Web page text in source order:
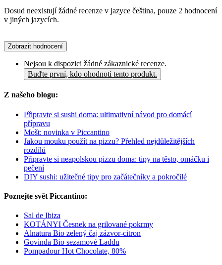
Dosud neexistují žádné recenze v jazyce čeština, pouze 2 hodnocení
v jiných jazycích.
Zobrazit hodnocení
Nejsou k dispozici žádné zákaznické recenze.
Buďte první, kdo ohodnotí tento produkt.
Z našeho blogu:
Připravte si sushi doma: ultimativní návod pro domácí
přípravu
Mošt: novinka v Piccantino
Jakou mouku použít na pizzu? Přehled nejdůležitějších
rozdílů
Připravte si neapolskou pizzu doma: tipy na těsto, omáčku i
pečení
DIY sushi: užitečné tipy pro začátečníky a pokročilé
Poznejte svět Piccantino:
Sal de Ibiza
KOTÁNYI Česnek na grilované pokrmy
Alnatura Bio zelený čaj zázvor-citron
Govinda Bio sezamové Laddu
Pompadour Hot Chocolate, 80%